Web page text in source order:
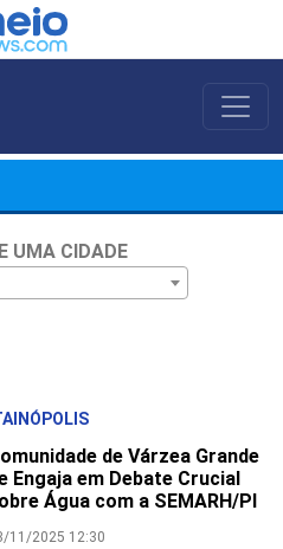
UMA CIDADE
de Várzea Grande
Engaja em Debate Crucial
Água com a SEMARH/PI
11/2025 12:30